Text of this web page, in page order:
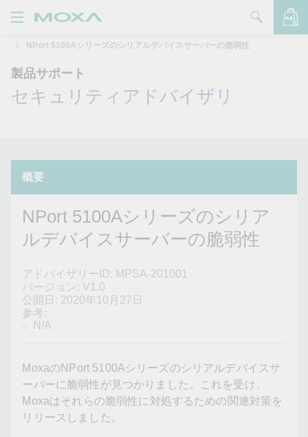
品
リューション
について
問い合わせ
ートナー・ゾーン
NPort 5100Aシリーズのシリアルデバイスサーバーの脆弱性
製品サポート
セキュリティアドバイザリ
概要
NPort 5100Aシリーズのシリア
ルデバイスサーバーの脆弱性
アドバイザリーID: MPSA-201001
バージョン: V1.0
公開日: 2020年10月27日
参考:
N/A
MoxaのNPort 5100Aシリーズのシリアルデバイスサ
ーバーに脆弱性が見つかりました。これを受け、
Moxaはそれらの脆弱性に対処するための関連対策を
リリースしました。
バッグを見る